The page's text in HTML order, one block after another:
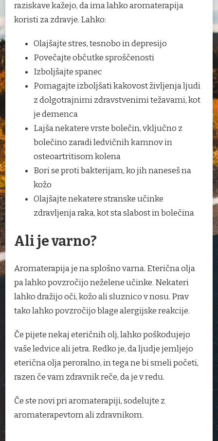
raziskave kažejo, da ima lahko aromaterapija
koristi za zdravje. Lahko:
Olajšajte stres, tesnobo in depresijo
Povečajte občutke sproščenosti
Izboljšajte spanec
Pomagajte izboljšati kakovost življenja ljudi
z dolgotrajnimi zdravstvenimi težavami, kot
je demenca
Lajša nekatere vrste bolečin, vključno z
bolečino zaradi ledvičnih kamnov in
osteoartritisom kolena
Bori se proti bakterijam, ko jih naneseš na
kožo
Olajšajte nekatere stranske učinke
zdravljenja raka, kot sta slabost in bolečina
Ali je varno?
Aromaterapija je na splošno varna. Eterična olja
pa lahko povzročijo neželene učinke. Nekateri
lahko dražijo oči, kožo ali sluznico v nosu. Prav
tako lahko povzročijo blage alergijske reakcije.
Če pijete nekaj eteričnih olj, lahko poškodujejo
vaše ledvice ali jetra. Redko je, da ljudje jemljejo
eterična olja peroralno, in tega ne bi smeli početi,
razen če vam zdravnik reče, da je v redu.
Če ste novi pri aromaterapiji, sodelujte z
aromaterapevtom ali zdravnikom.